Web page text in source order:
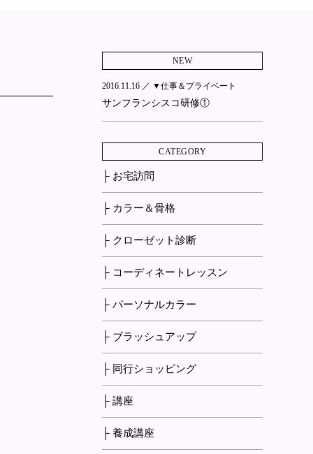
NEW
2016.11.16 ／ ▼仕事＆プライベート
サンフランシスコ研修①
CATEGORY
├ お宅訪問
├ カラー＆骨格
├ クローゼット診断
├ コーディネートレッスン
├ パーソナルカラー
├ ブラッシュアップ
├ 同行ショッピング
├ 講座
├ 養成講座